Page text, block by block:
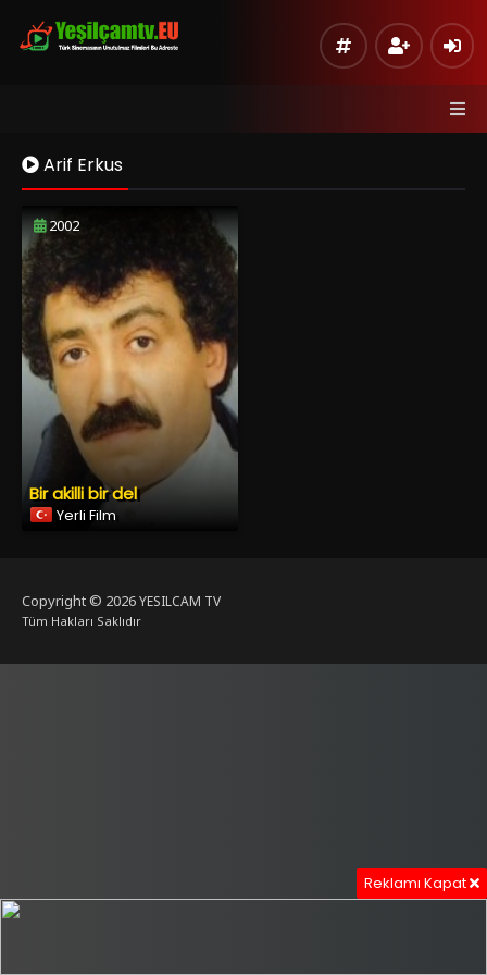
Arif Erkus
2002
Bir akilli bir del
Yerli Film
Copyright © 2026YESILCAM TV
Tüm Hakları Saklıdır
Reklamı Kapat